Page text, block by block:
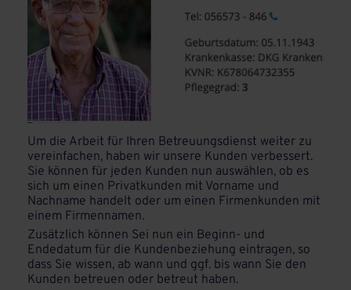
Um die Arbeit für Ihren Betreuungsdienst weiter zu
vereinfachen, haben wir unsere Kunden verbessert.
Sie können für jeden Kunden nun auswählen, ob es
sich um einen Privatkunden mit Vorname und
Nachname handelt oder um einen Firmenkunden mit
einem Firmennamen.
Zusätzlich können Sei nun ein Beginn- und
Endedatum für die Kundenbeziehung eintragen, so
dass Sie wissen, ab wann und ggf. bis wann Sie den
Kunden betreuen oder betreut haben.